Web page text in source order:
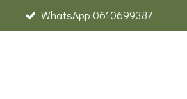
WhatsApp 0610699387